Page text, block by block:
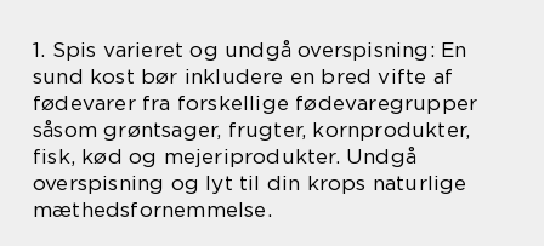
1. Spis varieret og undgå overspisning: En
sund kost bør inkludere en bred vifte af
fødevarer fra forskellige fødevaregrupper
såsom grøntsager, frugter, kornprodukter,
fisk, kød og mejeriprodukter. Undgå
overspisning og lyt til din krops naturlige
mæthedsfornemmelse.